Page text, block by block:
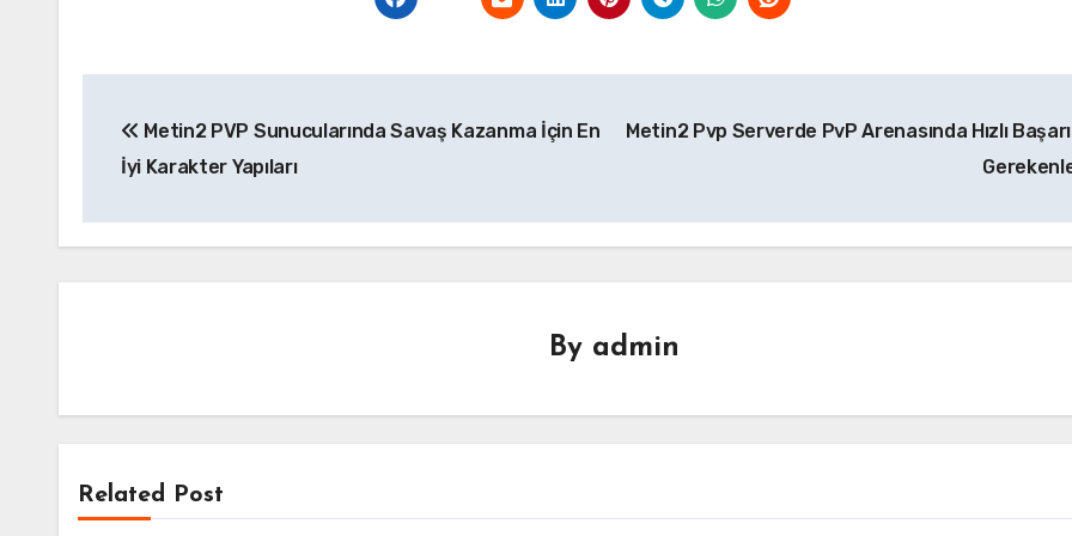
gezinmesi
Metin2 PVP Sunucularında Savaş Kazanma İçin En
İyi Karakter Yapıları
Metin2 Pvp Serverde PvP Arenasında Hızlı
By admin
Related Post